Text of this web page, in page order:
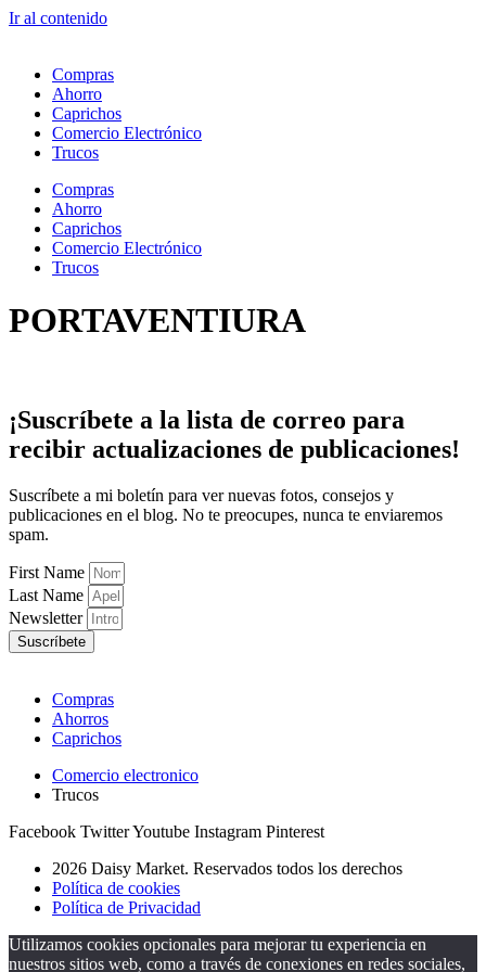
Ir al contenido
Compras
Ahorro
Caprichos
Comercio Electrónico
Trucos
Compras
Ahorro
Caprichos
Comercio Electrónico
Trucos
PORTAVENTIURA
¡Suscríbete a la lista de correo para
recibir actualizaciones de publicaciones!
Suscríbete a mi boletín para ver nuevas fotos, consejos y
publicaciones en el blog. No te preocupes, nunca te enviaremos
spam.
First Name
Last Name
Newsletter
Suscríbete
Compras
Ahorros
Caprichos
Comercio electronico
Trucos
Facebook TwitterYoutube Instagram Pinterest
2026 Daisy Market. Reservados todos los derechos
Política de cookies
Política de Privacidad
Utilizamos cookies opcionales para mejorar tu experiencia en
nuestros sitios web, como a través de conexiones en redes sociales,